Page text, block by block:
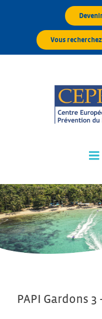
Vous
PAPI Gardons